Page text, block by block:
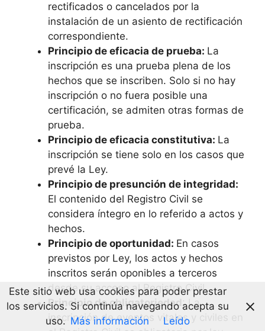
rectificados o cancelados por la
instalación de un asiento de rectificación
correspondiente.
Principio de eficacia de prueba: La
inscripción es una prueba plena de los
hechos que se inscriben. Solo si no hay
inscripción o no fuera posible una
certificación, se admiten otras formas de
prueba.
Principio de eficacia constitutiva: La
inscripción se tiene solo en los casos que
prevé la Ley.
Principio de presunción de integridad:
El contenido del Registro Civil se
considera íntegro en lo referido a actos y
hechos.
Principio de oportunidad: En casos
previstos por Ley, los actos y hechos
inscritos serán oponibles a terceros
desde su acceso al Registro Civil.
Principio de obligatoriedad : La
inscripción de eventos vitales y civiles en
Este sitio web usa cookies para poder prestar
los servicios. Si continúa navegando acepta su
uso. Más información Leído